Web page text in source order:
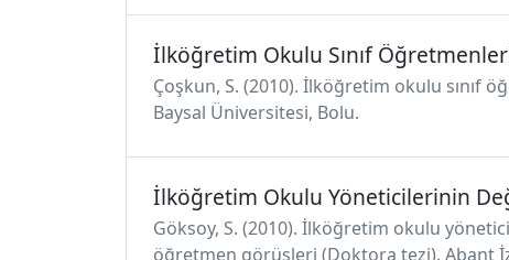
İlköğretim Okulu Sınıf
Çoşkun, S. (2010). İlköğretim okulu sınıf
Baysal Üniversitesi, Bolu.
İlköğretim Okulu Yöneticilerinin
Göksoy, S. (2010). İlköğretim okulu
öğretmen görüşleri (Doktora tezi). Abant